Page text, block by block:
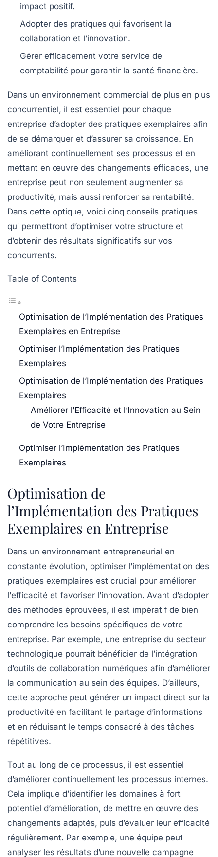
impact positif.
Adopter des pratiques qui favorisent la
collaboration et l’innovation.
Gérer efficacement votre service de
comptabilité pour garantir la santé financière.
Dans un environnement commercial de plus en plus
concurrentiel, il est essentiel pour chaque
entreprise d’adopter des pratiques exemplaires afin
de se démarquer et d’assurer sa croissance. En
améliorant continuellement ses processus et en
mettant en œuvre des changements efficaces, une
entreprise peut non seulement augmenter sa
productivité, mais aussi renforcer sa rentabilité.
Dans cette optique, voici cinq conseils pratiques
qui permettront d’optimiser votre structure et
d’obtenir des résultats significatifs sur vos
concurrents.
Table of Contents
Optimisation de l’Implémentation des Pratiques
Exemplaires en Entreprise
Optimiser l’Implémentation des Pratiques
Exemplaires
Optimisation de l’Implémentation des Pratiques
Exemplaires
Améliorer l’Efficacité et l’Innovation au Sein
de Votre Entreprise
Optimiser l’Implémentation des Pratiques
Exemplaires
Optimisation de
l’Implémentation des Pratiques
Exemplaires en Entreprise
Dans un environnement entrepreneurial en
constante évolution, optimiser l’implémentation des
pratiques exemplaires est crucial pour améliorer
l’efficacité et favoriser l’innovation. Avant d’adopter
des méthodes éprouvées, il est impératif de bien
comprendre les besoins spécifiques de votre
entreprise. Par exemple, une entreprise du secteur
technologique pourrait bénéficier de l’intégration
d’outils de collaboration numériques afin d’améliorer
la communication au sein des équipes. D’ailleurs,
cette approche peut générer un impact direct sur la
productivité en facilitant le partage d’informations
et en réduisant le temps consacré à des tâches
répétitives.
Tout au long de ce processus, il est essentiel
d’améliorer continuellement les processus internes.
Cela implique d’identifier les domaines à fort
potentiel d’amélioration, de mettre en œuvre des
changements adaptés, puis d’évaluer leur efficacité
régulièrement. Par exemple, une équipe peut
analyser les résultats d’une nouvelle campagne